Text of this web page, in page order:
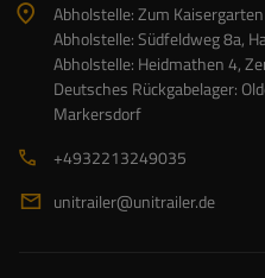
Abholstelle: Zum
Abholstelle: Südfeldweg 8a,
Abholstelle: Heidmathen 4,
Deutsches Rückgabelager:
Markersdorf
+4932213249035
unitrailer@unitrailer.de